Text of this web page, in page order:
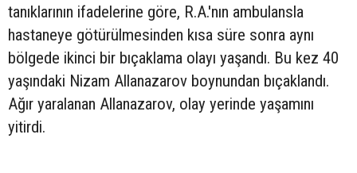
tanıklarının ifadelerine göre, R.A.'nın ambulansla
hastaneye götürülmesinden kısa süre sonra aynı
bölgede ikinci bir bıçaklama olayı yaşandı. Bu kez 40
yaşındaki Nizam Allanazarov boynundan bıçaklandı.
Ağır yaralanan Allanazarov, olay yerinde yaşamını
yitirdi.